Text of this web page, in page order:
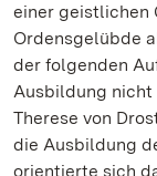
einer geistlichen
Ordensgelübde
der folgenden
Ausbildung nicht
Therese von
die Ausbildung
orientierte sich